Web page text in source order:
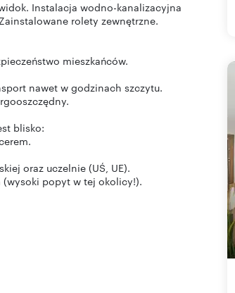
Instalacja wodno-kanalizacyjna
rolety zewnętrzne.
mieszkańców.
nawet w godzinach szczytu.
blisko:
oraz uczelnie (UŚ, UE).
(wysoki popyt w tej okolicy!).